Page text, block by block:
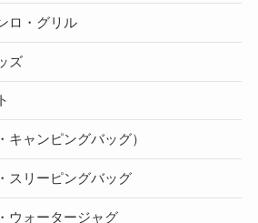
ロ・グリル
ズ
キャンピングバッグ）
スリーピングバッグ
ウォータージャグ